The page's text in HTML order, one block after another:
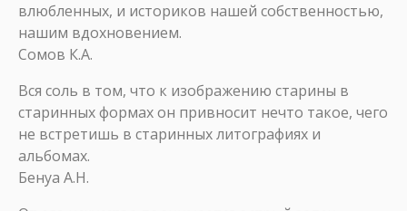
влюбленных, и историков нашей собственностью,
нашим вдохновением.
Сомов К.А.
Вся соль в том, что к изображению старины в
старинных формах он привносит нечто такое, чего
не встретишь в старинных литографиях и
альбомах.
Бенуа А.Н.